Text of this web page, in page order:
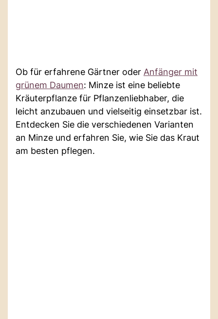
Ob für erfahrene Gärtner oder Anfänger mit
grünem Daumen: Minze ist eine beliebte
Kräuterpflanze für Pflanzenliebhaber, die
leicht anzubauen und vielseitig einsetzbar ist.
Entdecken Sie die verschiedenen Varianten
an Minze und erfahren Sie, wie Sie das Kraut
am besten pflegen.